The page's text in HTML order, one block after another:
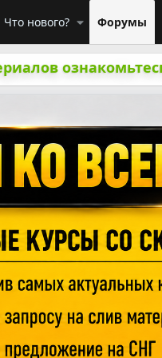
Что нового? Форумы